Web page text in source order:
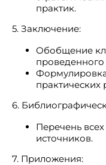
практик.
5. Заключение:
Обобщение
6.
Перечень
источников.
7. Приложения: